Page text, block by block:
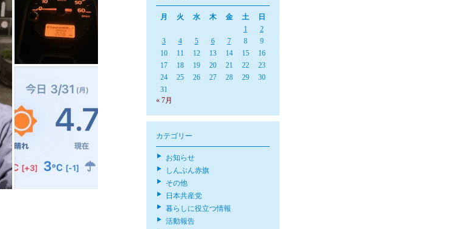
月 火 水 木 金 土
日
1
2
3
4 5 6 7 8
9
10
11 12 13 14 15
16
17
18 19 20 21 22
23
24
25 26 27 28 29
30
31
« 7月
カテゴリー
お知らせ
しんぶん赤旗
その他
日本共産党
暮らしに役立つ情報
活動報告